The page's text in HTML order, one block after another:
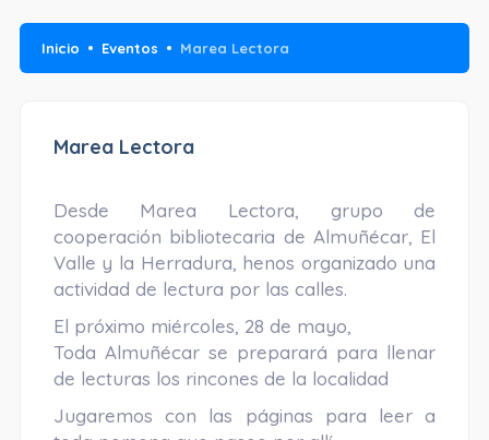
Inicio Eventos Marea Lectora
Marea Lectora
Desde Marea Lectora, grupo de
cooperación bibliotecaria de Almuñécar, El
Valle y la Herradura, henos organizado una
actividad de lectura por las calles.
El próximo miércoles, 28 de mayo,
Toda Almuñécar se preparará para llenar
de lecturas los rincones de la localidad
Jugaremos con las páginas para leer a